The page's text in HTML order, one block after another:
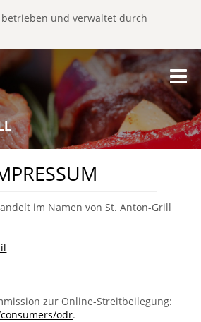
und verwaltet durch
im Namen von St. Anton-Grill
zur Online-Streitbeilegung:
odr.